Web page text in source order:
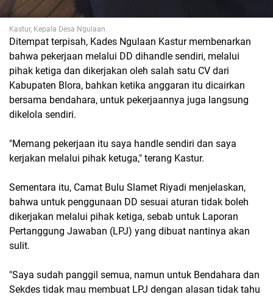
Kastur, Kepala Desa Ngulaan.
Ditempat terpisah, Kades Ngulaan Kastur membenarkan
bahwa pekerjaan melalui DD dihandle sendiri, melalui
pihak ketiga dan dikerjakan oleh salah satu CV dari
Kabupaten Blora, bahkan ketika anggaran itu dicairkan
bersama bendahara, untuk pekerjaannya juga langsung
dikelola sendiri.
"Memang pekerjaan itu saya handle sendiri dan saya
kerjakan melalui pihak ketuga," terang Kastur.
Sementara itu, Camat Bulu Slamet Riyadi menjelaskan,
bahwa untuk penggunaan DD sesuai aturan tidak boleh
dikerjakan melalui pihak ketiga, sebab untuk Laporan
Pertanggung Jawaban (LPJ) yang dibuat nantinya akan
sulit.
"Saya sudah panggil semua, namun untuk Bendahara dan
Sekdes tidak mau membuat LPJ dengan alasan tidak tahu